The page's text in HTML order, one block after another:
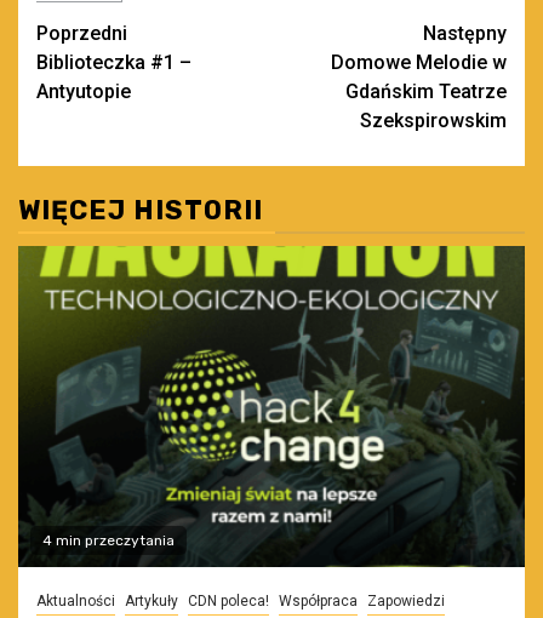
Zobacz
wpisy
Poprzedni
Biblioteczka #1 –
Antyutopie
Następny
Domowe Melodie w
Gdańskim Teatrze
Szekspirowskim
WIĘCEJ HISTORII
4 min przeczytania
Aktualności Artykuły CDN poleca! Współpraca Zapowiedzi